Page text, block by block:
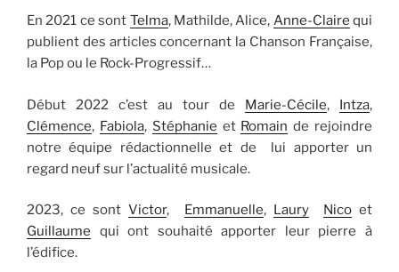
En 2021 ce sont Telma, Mathilde, Alice, Anne-Claire qui
publient des articles concernant la Chanson Française,
la Pop ou le Rock-Progressif…
Début 2022 c’est au tour de Marie-Cécile, Intza,
Clémence, Fabiola, Stéphanie et Romain de rejoindre
notre équipe rédactionnelle et de lui apporter un
regard neuf sur l’actualité musicale.
2023, ce sontVictor, Emmanuelle, Laury Nicoet
Guillaume qui ont souhaité apporter leur pierre à
l’édifice.